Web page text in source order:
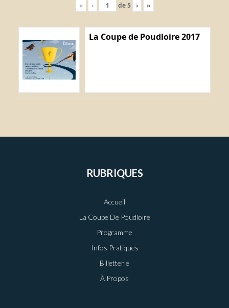
« ‹ de5 › »
La Coupe de Poudloire 2017
RUBRIQUES
Accueil
La Coupe De Poudloire
Programme
Infos Pratiques
Billetterie
À Propos